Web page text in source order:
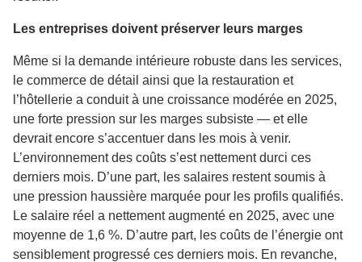
Les entreprises doivent préserver leurs marges
Même si la demande intérieure robuste dans les services,
le commerce de détail ainsi que la restauration et
l’hôtellerie a conduit à une croissance modérée en 2025,
une forte pression sur les marges subsiste — et elle
devrait encore s’accentuer dans les mois à venir.
L’environnement des coûts s’est nettement durci ces
derniers mois. D’une part, les salaires restent soumis à
une pression haussière marquée pour les profils qualifiés.
Le salaire réel a nettement augmenté en 2025, avec une
moyenne de 1,6 %. D’autre part, les coûts de l’énergie ont
sensiblement progressé ces derniers mois. En revanche,